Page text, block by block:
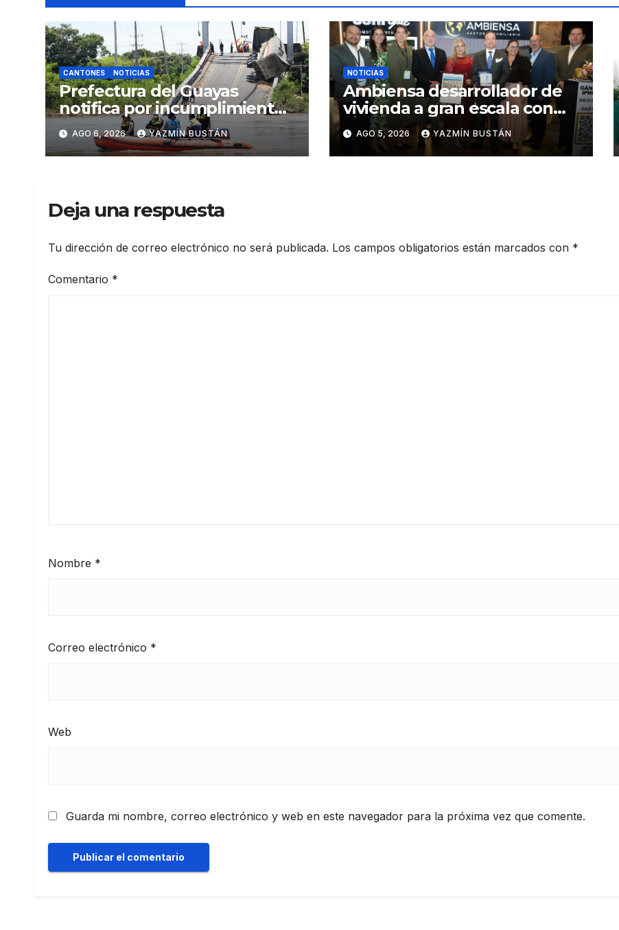
CANTONES NOTICIAS
Prefectura del Guayas
notifica por incumplimiento
contractual a la
Concesionaria CONORTE y
exige celeridad en
Daule
AGO 6, 2026 YAZMÍN BUSTÁN
NOTICIAS
Ambiensa desarrollador de
vivienda a gran escala con
estándares internacionales
de sostenibilidad
AGO 5, 2026 YAZMÍN BUSTÁN
Deja una respuesta
Tu dirección de correo electrónico no será publicada. Los campos obligatorios están marcados con *
Comentario *
Nombre *
Correo electrónico *
Web
Guarda mi nombre, correo electrónico y web en este navegador para la próxima vez que comente.